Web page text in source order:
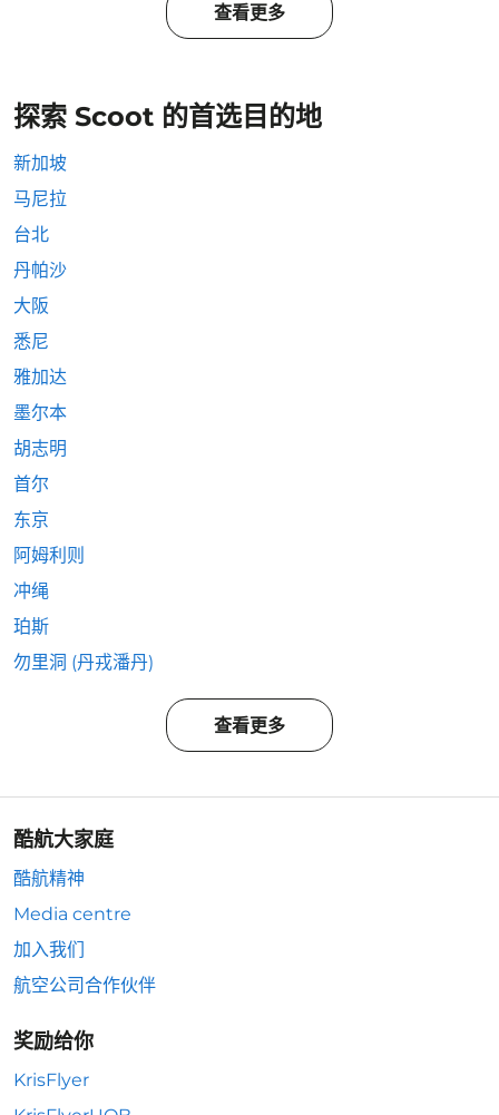
查看更多
探索 Scoot 的首选目的地
新加坡
马尼拉
台北
丹帕沙
大阪
悉尼
雅加达
墨尔本
胡志明
首尔
东京
阿姆利则
冲绳
珀斯
勿里洞 (丹戎潘丹)
查看更多
酷航大家庭
酷航精神
Media centre
加入我们
航空公司合作伙伴
奖励给你
KrisFlyer